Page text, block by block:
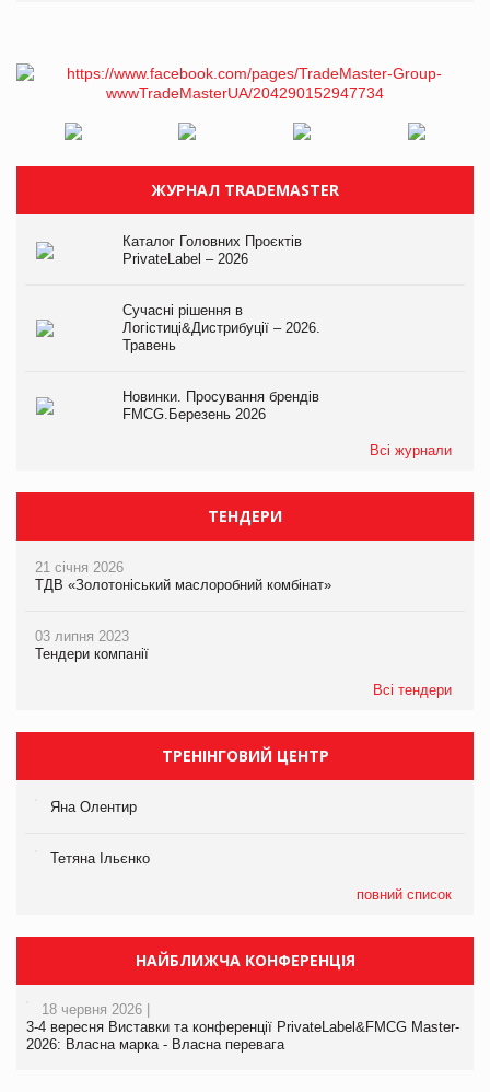
ЖУРНАЛ TRADEMASTER
Каталог Головних Проєктів
PrivateLabel – 2026
Сучасні рішення в
Логістиці&Дистрибуції – 2026.
Травень
Новинки. Просування брендів
FMCG.Березень 2026
Всі журнали
ТЕНДЕРИ
21 січня 2026
ТДВ «Золотоніський маслоробний комбінат»
03 липня 2023
Тендери компанії
Всі тендери
ТРЕНІНГОВИЙ ЦЕНТР
Яна Олентир
Тетяна Ільєнко
повний список
НАЙБЛИЖЧА КОНФЕРЕНЦІЯ
18 червня 2026 |
3-4 вересня Виставки та конференції PrivateLabel&FMCG Master-
2026: Власна марка - Власна перевага